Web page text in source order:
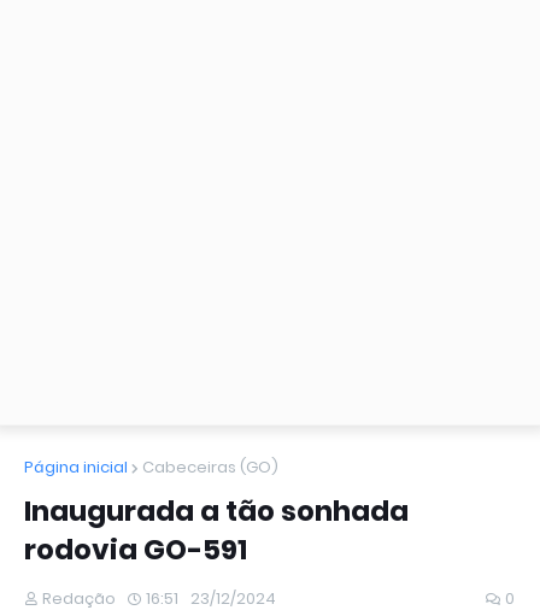
Página inicial Cabeceiras (GO)
Inaugurada a tão sonhada
rodovia GO-591
Redação 16:51 23/12/2024 0